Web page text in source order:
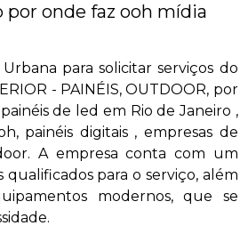
por onde faz ooh mídia
para solicitar serviços do
- PAINÉIS, OUTDOOR, por
de led em Rio de Janeiro ,
painéis digitais , empresas de
A empresa conta com um
qualificados para o serviço, além
modernos, que se